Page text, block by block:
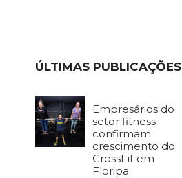
ÚLTIMAS PUBLICAÇÕES
Empresários do
setor fitness
confirmam
crescimento do
CrossFit em
Floripa